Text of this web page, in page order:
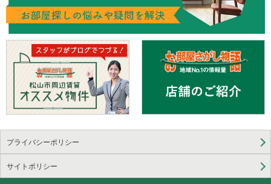
プライバシーポリシー
サイトポリシー